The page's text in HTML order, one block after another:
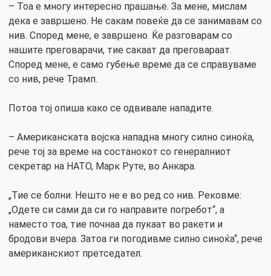
– Тоа е многу интересно прашање. За мене, мислам
дека е завршено. Не сакам повеќе да се занимавам со
нив. Според мене, е завршено. Ќе разговарам со
нашите преговарачи, тие сакаат да преговараат.
Според мене, е само губење време да се справуваме
со нив, рече Трамп.
Потоа тој опиша како се одвивале нападите.
– Американската војска нападна многу силно синоќа,
рече тој за време на состанокот со генералниот
секретар на НАТО, Марк Руте, во Анкара.
„Тие се болни. Нешто не е во ред со нив. Рековме:
„Одете си сами да си го направите погребот“, а
наместо тоа, тие почнаа да пукаат во ракети и
бродови вчера. Затоа ги погодивме силно синоќа“, рече
американскиот претседател.